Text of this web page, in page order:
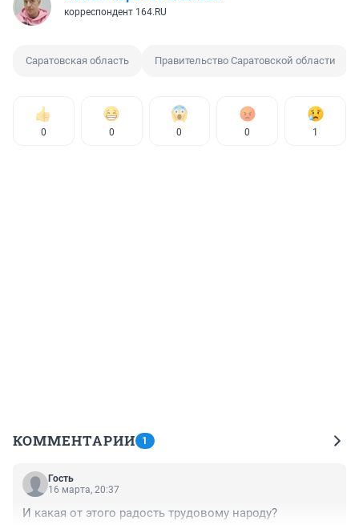
корреспондент 164.RU
Саратовская область Правительство Саратовской области
0 0 0 0 1
КОММЕНТАРИИ 1
Гость
16 марта, 20:37
И какая от этого радость трудовому народу?